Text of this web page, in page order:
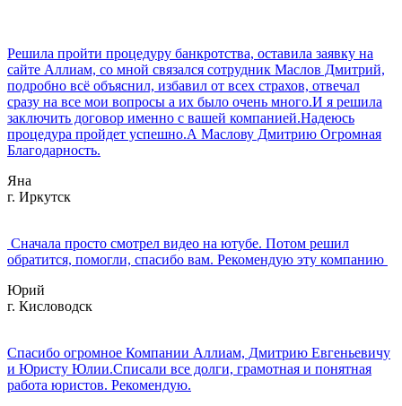
Решила пройти процедуру банкротства, оставила заявку на
сайте Аллиам, со мной связался сотрудник Маслов Дмитрий,
подробно всё объяснил, избавил от всех страхов, отвечал
сразу на все мои вопросы а их было очень много.И я решила
заключить договор именно с вашей компанией.Надеюсь
процедура пройдет успешно.А Маслову Дмитрию Огромная
Благодарность.
Яна
г. Иркутск
Сначала просто смотрел видео на ютубе. Потом решил
обратится, помогли, спасибо вам. Рекомендую эту компанию
Юрий
г. Кисловодск
Спасибо огромное Компании Аллиам, Дмитрию Евгеньевичу
и Юристу Юлии.Списали все долги, грамотная и понятная
работа юристов. Рекомендую.